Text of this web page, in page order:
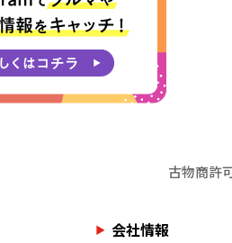
古物商許
会社情報